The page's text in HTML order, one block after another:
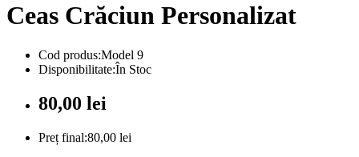
Ceas Crăciun Personalizat
Cod produs:Model 9
Disponibilitate:În Stoc
80,00 lei
Preț final:80,00 lei